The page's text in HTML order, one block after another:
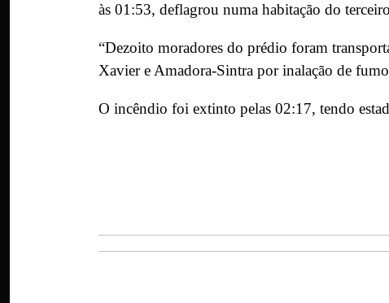
às 01:53, deflagrou numa habitação do
“Dezoito moradores do prédio foram
Xavier e Amadora-Sintra por inalação de
O incêndio foi extinto pelas 02:17, tendo